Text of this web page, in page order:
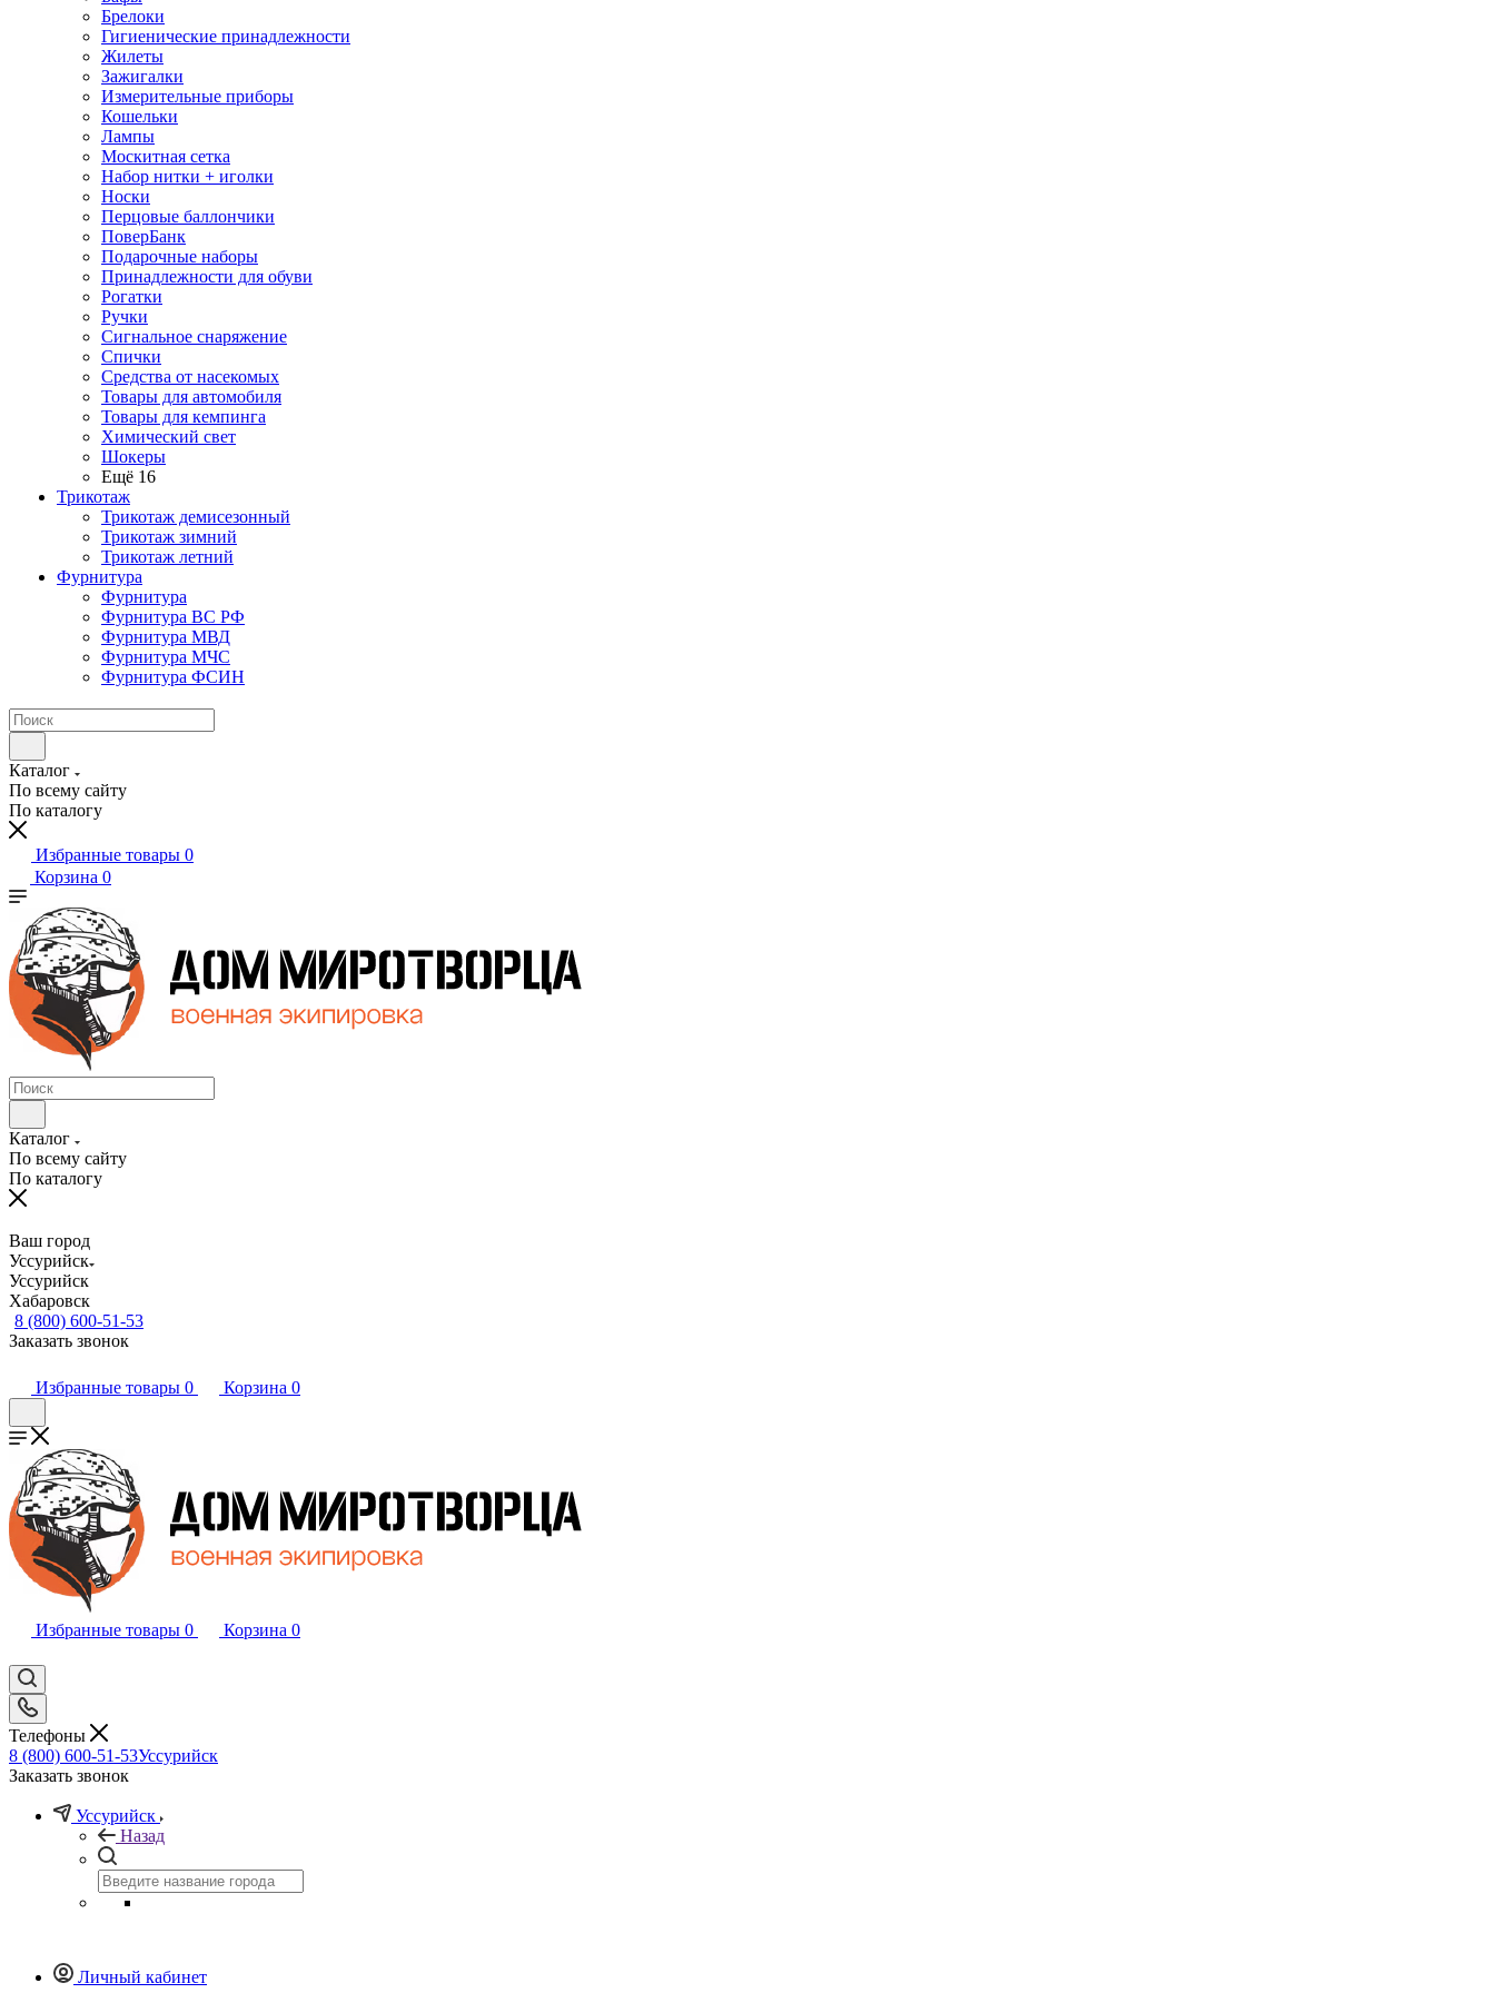
Брелоки
Гигиенические принадлежности
Жилеты
Зажигалки
Измерительные приборы
Кошельки
Лампы
Москитная сетка
Набор нитки + иголки
Носки
Перцовые баллончики
ПоверБанк
Подарочные наборы
Принадлежности для обуви
Рогатки
Ручки
Сигнальное снаряжение
Спички
Средства от насекомых
Товары для автомобиля
Товары для кемпинга
Химический свет
Шокеры
Ещё 16
Трикотаж
Трикотаж демисезонный
Трикотаж зимний
Трикотаж летний
Фурнитура
Фурнитура
Фурнитура ВС РФ
Фурнитура МВД
Фурнитура МЧС
Фурнитура ФСИН
Каталог
По всему сайту
По каталогу
Избранные товары 0
Корзина 0
Каталог
По всему сайту
По каталогу
Ваш город
Уссурийск
Уссурийск
Хабаровск
8 (800) 600-51-53
Заказать звонок
Избранные товары 0 Корзина 0
Избранные товары 0 Корзина 0
Телефоны
8 (800) 600-51-53Уссурийск
Заказать звонок
Уссурийск
Назад
Личный кабинет